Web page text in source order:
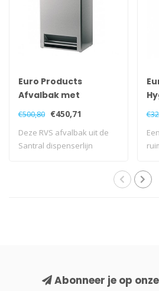
Euro Products
Afvalbak met
voetpedaal - 40 liter
€500,80 €450,71
Deze RVS afvalbak uit de
Santral dispenserlijn
Abonneer je op